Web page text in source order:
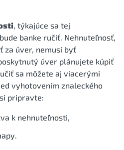
, týkajúce sa tej
banke ručiť. Nehnuteľnosť,
za úver, nemusí byť
úver plánujete kúpiť
sa môžete aj viacerými
vyhotovením znaleckého
pripravte:
k nehnuteľnosti,